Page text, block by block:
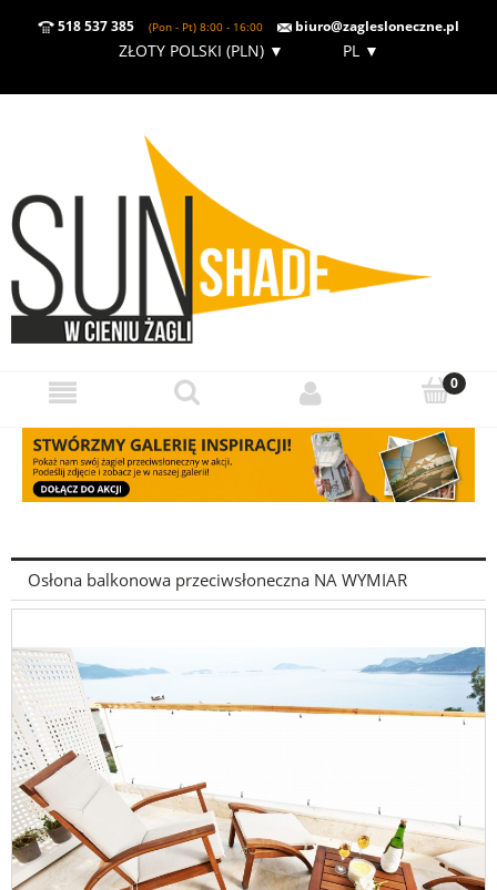
518 537 385 (Pon - Pt) 8:00 - 16:00 biuro@zaglesloneczne.pl
ZŁOTY POLSKI (PLN)▼ PL ▼
Osłona balkonowa przeciwsłoneczna NA WYMIAR